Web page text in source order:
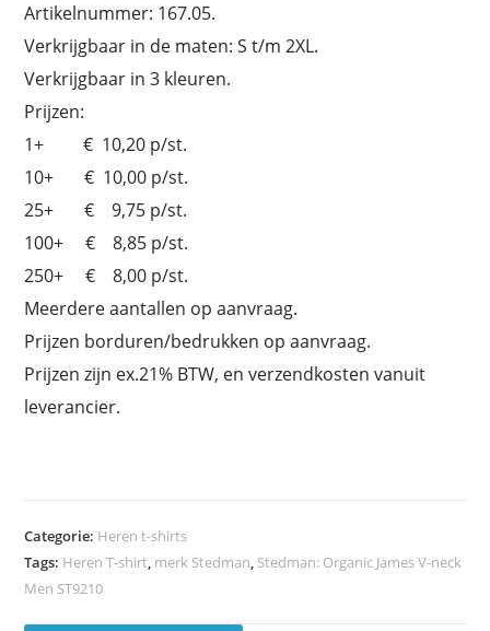
Artikelnummer: 167.05.
Verkrijgbaar in de maten: S t/m 2XL.
Verkrijgbaar in 3 kleuren.
Prijzen:
1+ € 10,20 p/st.
10+ € 10,00 p/st.
25+ € 9,75 p/st.
100+ € 8,85 p/st.
250+ € 8,00 p/st.
Meerdere aantallen op aanvraag.
Prijzen borduren/bedrukken op aanvraag.
Prijzen zijn ex.21% BTW, en verzendkosten vanuit
leverancier.
Categorie: Heren t-shirts
Tags: Heren T-shirt, merk Stedman, Stedman: Organic James V-neck
Men ST9210